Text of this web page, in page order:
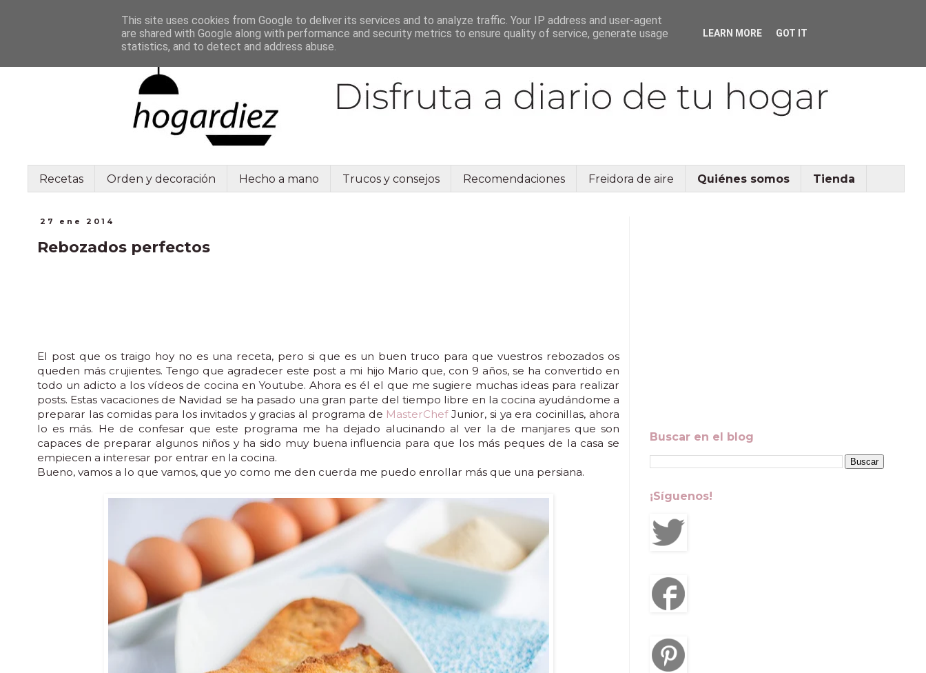
Recetas Orden y decoración Hecho a mano Trucos y consejos Recomendaciones Freidora de aire Quiénes somos Tienda
27 ene 2014
Rebozados perfectos
El post que os traigo hoy no es una receta, pero si que es un buen truco para que vuestros rebozados os
queden más crujientes. Tengo que agradecer este post a mi hijo Mario que, con 9 años, se ha convertido en
todo un adicto a los vídeos de cocina en Youtube. Ahora es él el que me sugiere muchas ideas para realizar
posts. Estas vacaciones de Navidad se ha pasado una gran parte del tiempo libre en la cocina ayudándome a
preparar las comidas para los invitados y gracias al programa de MasterChefJunior, si ya era cocinillas, ahora
lo es más. He de confesar que este programa me ha dejado alucinando al ver la de manjares que son
capaces de preparar algunos niños y ha sido muy buena influencia para que los más peques de la casa se
empiecen a interesar por entrar en la cocina.
Bueno, vamos a lo que vamos, que yo como me den cuerda me puedo enrollar más que una persiana.
Buscar en el blog
¡Síguenos!
This site uses cookies from Google to deliver its services and to analyze traffic. Your IP address and user-agent
are shared with Google along with performance and security metrics to ensure quality of service, generate usage
statistics, and to detect and address abuse.
LEARN MORE GOT IT